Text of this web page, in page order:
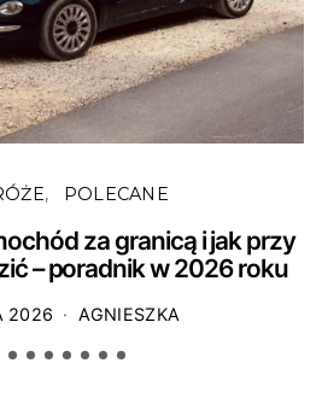
POLECANE
za granicą i jak przy
– poradnik w 2026 roku
2026 AGNIESZKA